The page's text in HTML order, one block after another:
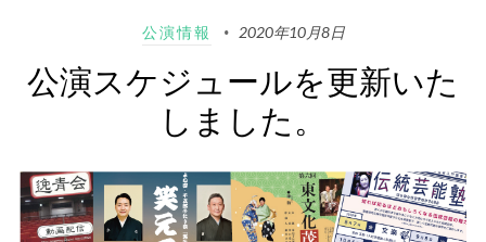
公演情報 2020年10月8日
公演スケジュールを更新いた
しました。